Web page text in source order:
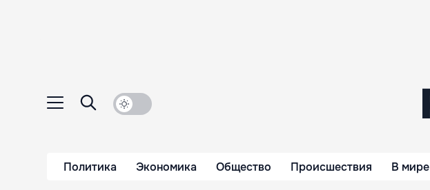
Политика Экономика Общество Происшествия В мире